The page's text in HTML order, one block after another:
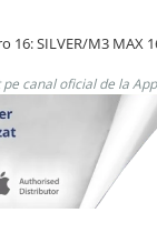
SILVER/M3 MAX
canal oficial de la